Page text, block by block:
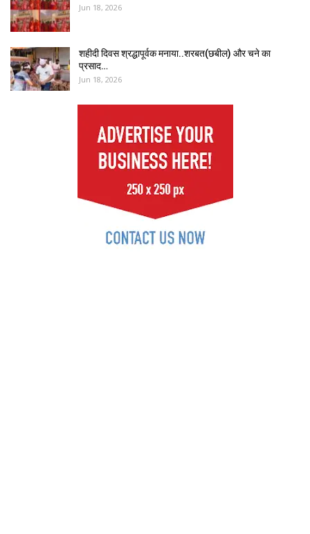
Jun 18, 2026
शहीदी दिवस श्रद्धापूर्वक मनाया..शरबत(छबील) और चने का
प्रसाद…
Jun 18, 2026